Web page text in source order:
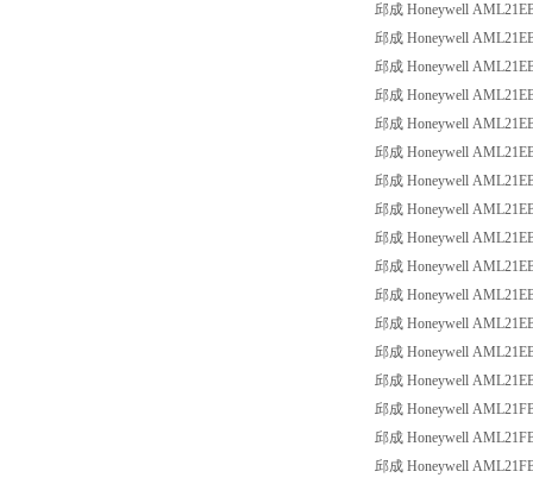
邱成 Honeywell
邱成 Honeywell
邱成 Honeywell
邱成 Honeywell
邱成 Honeywell
邱成 Honeywell
邱成 Honeywell
邱成 Honeywell
邱成 Honeywell
邱成 Honeywell
邱成 Honeywell
邱成 Honeywell
邱成 Honeywell
邱成 Honeywell
邱成 Honeywell
邱成 Honeywell
邱成 Honeywell